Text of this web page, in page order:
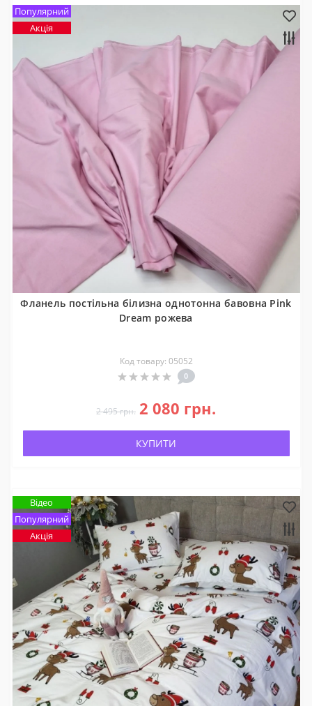
Популярний
Акція
Фланель постільна білизна однотонна бавовна Pink
Dream рожева
Код товару: 05052
0
2 495 грн. 2 080 грн.
КУПИТИ
Відео
Популярний
Акція